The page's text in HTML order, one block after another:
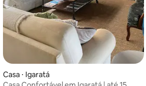
Casa ⋅ Igaratá